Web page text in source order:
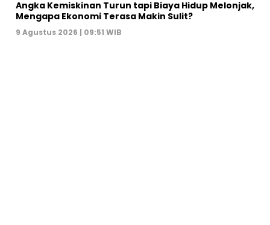
Angka Kemiskinan Turun tapi Biaya Hidup Melonjak,
Mengapa Ekonomi Terasa Makin Sulit?
9 Agustus 2026 | 09:51 WIB